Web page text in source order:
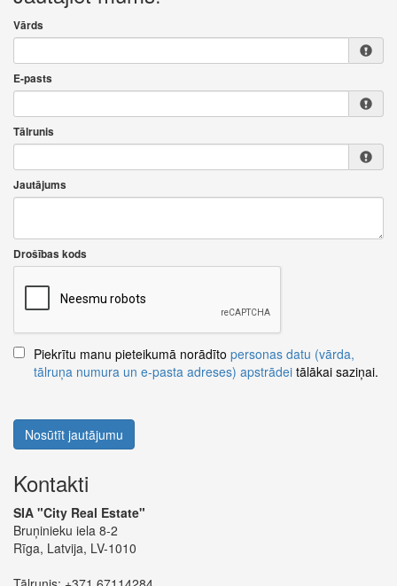
Vārds
E-pasts
Tālrunis
Jautājums
Drošības kods
Piekrītu manu pieteikumā norādīto personas datu (vārda,
tālruņa numura un e-pasta adreses) apstrādei tālākai saziņai.
Nosūtīt jautājumu
Kontakti
SIA "City Real Estate"
Bruņinieku iela 8-2
Rīga, Latvija, LV-1010